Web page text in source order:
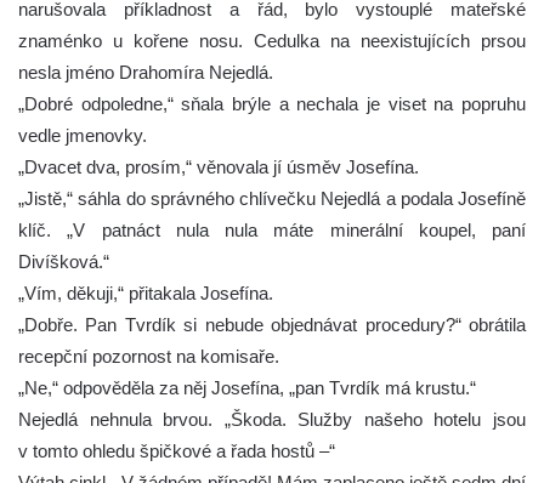
narušovala příkladnost a řád, bylo vystouplé mateřské
znaménko u kořene nosu. Cedulka na neexistujících prsou
nesla jméno Drahomíra Nejedlá.
„Dobré odpoledne,“ sňala brýle a nechala je viset na popruhu
vedle jmenovky.
„Dvacet dva, prosím,“ věnovala jí úsměv Josefína.
„Jistě,“ sáhla do správného chlívečku Nejedlá a podala Josefíně
klíč. „V patnáct nula nula máte minerální koupel, paní
Divíšková.“
„Vím, děkuji,“ přitakala Josefína.
„Dobře. Pan Tvrdík si nebude objednávat procedury?“ obrátila
recepční pozornost na komisaře.
„Ne,“ odpověděla za něj Josefína, „pan Tvrdík má krustu.“
Nejedlá nehnula brvou. „Škoda. Služby našeho hotelu jsou
v tomto ohledu špičkové a řada hostů –“